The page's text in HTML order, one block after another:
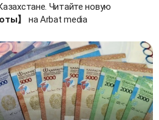
Читайте новую
】 на Arbat media